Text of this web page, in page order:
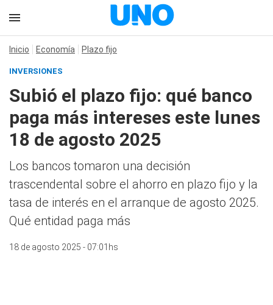
Inicio Economía Plazo fijo
INVERSIONES
Subió el plazo fijo: qué banco
paga más intereses este lunes
18 de agosto 2025
Los bancos tomaron una decisión
trascendental sobre el ahorro en plazo fijo y la
tasa de interés en el arranque de agosto 2025.
Qué entidad paga más
18 de agosto 2025 - 07:01hs